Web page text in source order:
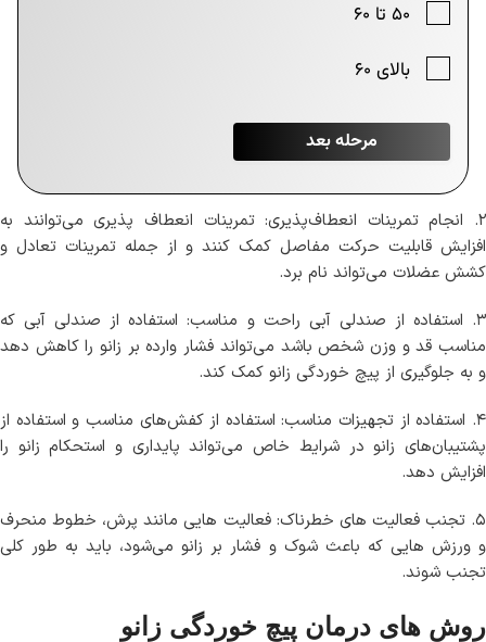
۲. انجام تمرینات انعطاف‌پذیری: تمرینات انعطاف پذیری می‌توانند به
افزایش قابلیت حرکت مفاصل کمک کنند و از جمله تمرینات تعادل و
کشش عضلات می‌تواند نام برد.
۳. استفاده از صندلی آبی راحت و مناسب: استفاده از صندلی آبی که
مناسب قد و وزن شخص باشد می‌تواند فشار وارده بر زانو را کاهش دهد
و به جلوگیری از پیچ خوردگی زانو کمک کند.
۴. استفاده از تجهیزات مناسب: استفاده از کفش‌های مناسب و استفاده از
پشتیبان‌های زانو در شرایط خاص می‌تواند پایداری و استحکام زانو را
افزایش دهد.
۵. تجنب فعالیت های خطرناک: فعالیت هایی مانند پرش، خطوط منحرف
و ورزش هایی که باعث شوک و فشار بر زانو می‌شود، باید به طور کلی
تجنب شوند.
روش های درمان پیچ خوردگی زانو